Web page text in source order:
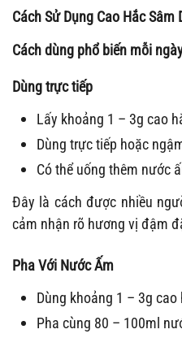
Cách Sử Dụng Cao Hắc
Cách dùng phổ biến mỗi
Dùng trực tiếp
Lấy khoảng 1 – 3g cao
Dùng trực tiếp hoặc
Có thể uống thêm nước
Đây là cách được nhiều
cảm nhận rõ hương vị đậm
Pha Với Nước Ấm
Dùng khoảng 1 – 3g cao
Pha cùng 80 – 100ml